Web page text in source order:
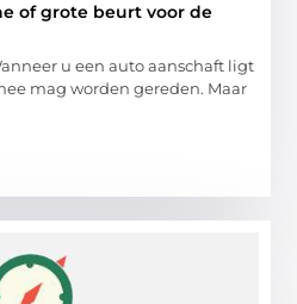
of grote beurt voor de
u een auto aanschaft ligt
mag worden gereden. Maar